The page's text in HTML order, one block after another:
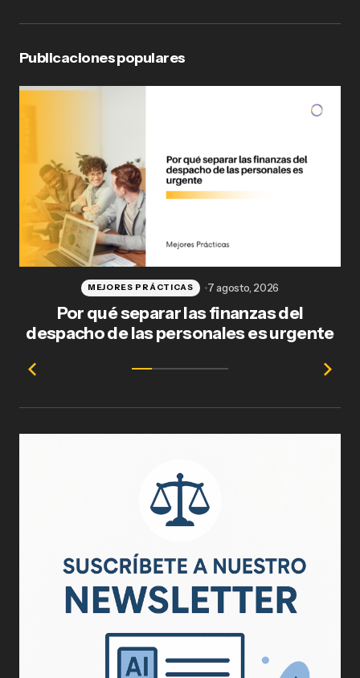
Publicaciones populares
Por qué separar las finanzas del
despacho de las personales es urgente
MEJORES PRÁCTICAS 7 agosto, 2026